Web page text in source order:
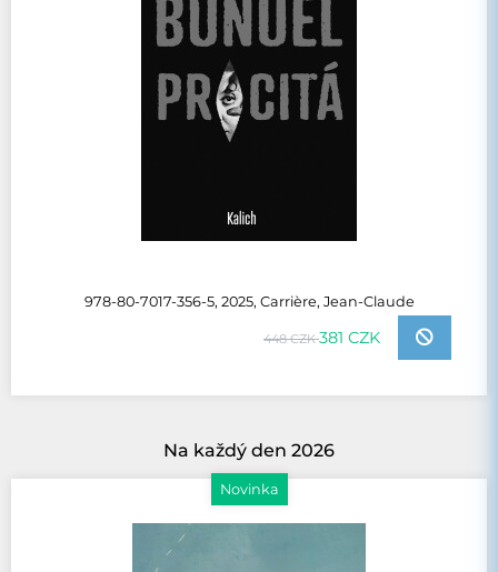
978-80-7017-356-5, 2025, Carrière, Jean-Claude
448 CZK381 CZK
Novinka
Na každý den 2026